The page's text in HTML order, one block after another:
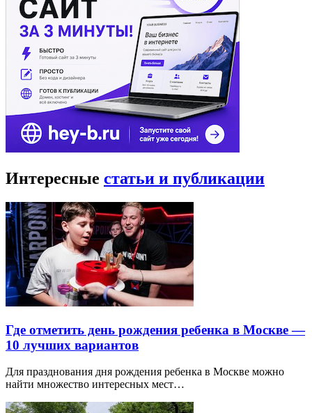
Интересные статьи и публикации
Где отметить день рождения ребенка в Москве —
10 лучших вариантов
Для празднования дня рождения ребенка в Москве можно
найти множество интересных мест…